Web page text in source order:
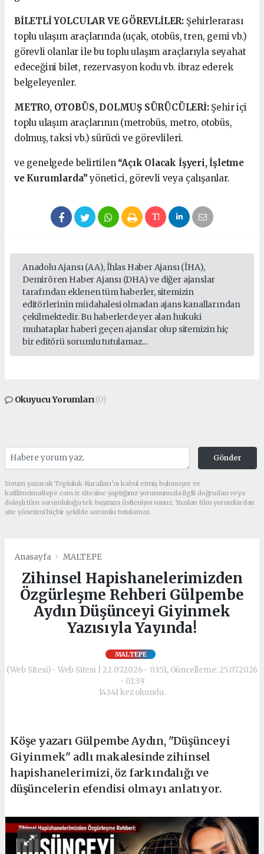
BİLETLİ YOLCULAR VE GÖREVLİLER: Şehirlerarası
toplu ulaşım araçlarında (uçak, otobüs, tren, gemi vb.)
görevli olanlar ile bu toplu ulaşım araçlarıyla seyahat
edeceğini bilet, rezervasyon kodu vb. ibraz ederek
belgeleyenler.
METRO, OTOBÜS, DOLMUŞ SÜRÜCÜLERİ:Şehir içi
toplu ulaşım araçlarının (metrobüs, metro, otobüs,
dolmuş, taksi vb.) sürücü ve görevlileri.
ve genelgede belirtilen “Açık Olacak İşyeri, İşletme
ve Kurumlarda”yönetici, görevli veya çalışanlar.
Anadolu Ajansı (AA), İhlas Haber Ajansı (İHA),
Demirören Haber Ajansı (DHA) ve diğer ajanslar
tarafından eklenen tüm haberler, sitemizin
editörlerinin müdahalesi olmadan ajans kanallarından
çekilmektedir. Bu haberlerde yer alan hukuki
muhataplar haberi geçen ajanslar olup sitemizin hiç
bir editörü sorumlu tutulamaz...
Okuyucu Yorumları(0)
Gönder
Yorum yazarak Topluluk Kuralları’nı kabul etmiş bulunuyor ve
katilimcimaltepe.com.tr sitesine yaptığınız yorumunuzla ilgili doğrudan veya
dolaylı tüm sorumluluğu tek başınıza üstleniyorsunuz. Yazılan tüm yorumlardan
site yönetimi hiçbir şekilde sorumlu tutulamaz.
Anasayfa MALTEPE
Zihinsel Hapishanelerimizden
Özgürleşme Rehberi Gülpembe
Aydın Düşünceyi Giyinmek
Yazısıyla Yayında!
MALTEPE
(Web Sitesi) - Web Sitesi | 22.07.2026 - 03:51, Güncelleme: 25.07.2026
- 01:39
14341 kez okundu.
Köşe yazarı Gülpembe Aydın, "Düşünceyi
Giyinmek" adlı makalesinde zihinsel
hapishanelerimizi, öz farkındalığı ve
düşüncelerin efendisi olmayı anlatıyor.